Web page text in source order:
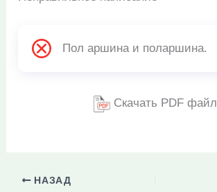
Пол аршина и поларшина.
Скачать PDF файл
НАЗАД